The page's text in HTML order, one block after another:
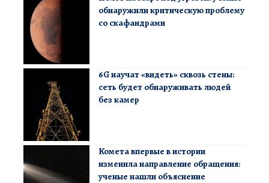
обнаружили критическую проблему
со скафандрами
6G научат «видеть» сквозь стены:
сеть будет обнаруживать людей
без камер
Комета впервые в истории
изменила направление обращения:
ученые нашли объяснение